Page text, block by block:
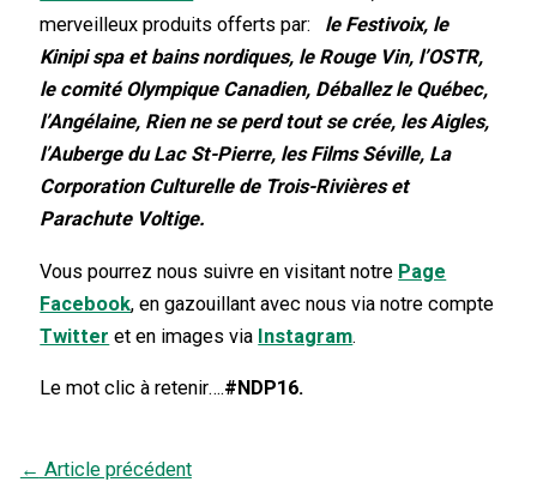
merveilleux produits offerts par:
le Festivoix, le
Kinipi spa et bains nordiques, le Rouge Vin, l’OSTR,
le comité Olympique Canadien, Déballez le Québec,
l’Angélaine, Rien ne se perd tout se crée, les Aigles,
l’Auberge du Lac St-Pierre, les Films Séville, La
Corporation Culturelle de Trois-Rivières et
Parachute Voltige.
Vous pourrez nous suivre en visitant notre Page
Facebook, en gazouillant avec nous via notre compte
Twitter et en images via Instagram.
Le mot clic à retenir….#NDP16.
← Article précédent